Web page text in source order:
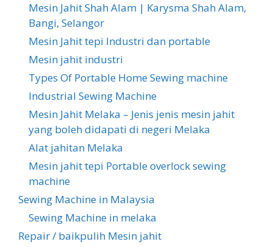
Mesin Jahit Shah Alam | Karysma Shah Alam,
Bangi, Selangor
Mesin Jahit tepi Industri dan portable
Mesin jahit industri
Types Of Portable Home Sewing machine
Industrial Sewing Machine
Mesin Jahit Melaka – Jenis jenis mesin jahit
yang boleh didapati di negeri Melaka
Alat jahitan Melaka
Mesin jahit tepi Portable overlock sewing
machine
Sewing Machine in Malaysia
Sewing Machine in melaka
Repair / baikpulih Mesin jahit